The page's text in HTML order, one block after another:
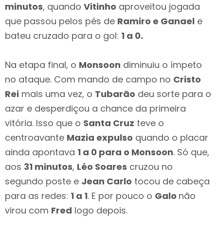
minutos, quando Vitinho aproveitou jogada
que passou pelos pés de Ramiro e Ganael e
bateu cruzado para o gol: 1 a 0.
Na etapa final, o Monsoon diminuiu o ímpeto
no ataque. Com mando de campo no Cristo
Rei mais uma vez, o Tubarão deu sorte para o
azar e desperdiçou a chance da primeira
vitória. Isso que o Santa Cruz teve o
centroavante Mazia expulso quando o placar
ainda apontava 1 a 0 para o Monsoon. Só que,
aos 31 minutos, Léo Soares cruzou no
segundo poste e Jean Carlo tocou de cabeça
para as redes: 1 a 1. E por pouco o Galo não
virou com Fred logo depois.